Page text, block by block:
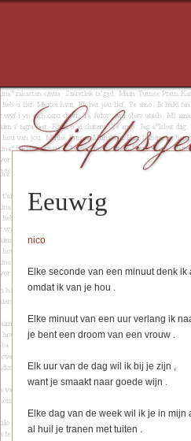
Eeuwig
nico
Elke seconde van een minuut denk ik
omdat ik van je hou .
Elke minuut van een uur verlang ik
je bent een droom van een vrouw .
Elk uur van de dag wil ik bij je zijn ,
want je smaakt naar goede wijn .
Elke dag van de week wil ik je in mijn
al huil je tranen met tuiten .